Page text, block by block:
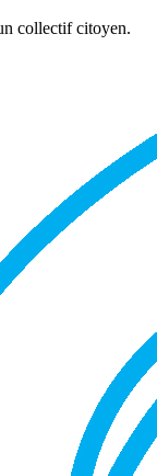
collectif citoyen.